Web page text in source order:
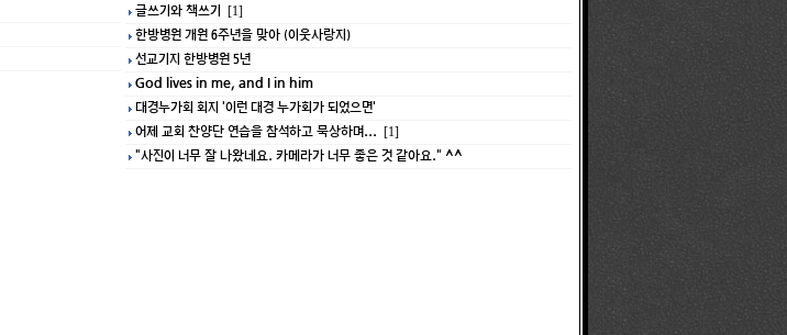
글쓰기와 책쓰기 [1]
한방병원 개원 6주년을 맞아 (이웃사랑지)
선교기지 한방병원 5년
God lives in me, and I in him
대경누가회 회지 '이런 대경 누가회가 되었으면'
어제 교회 찬양단 연습을 참석하고 묵상하며... [1]
"사진이 너무 잘 나왔네요. 카메라가 너무 좋은 것 같아요." ^^